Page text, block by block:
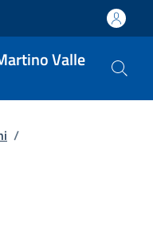
Valle
/